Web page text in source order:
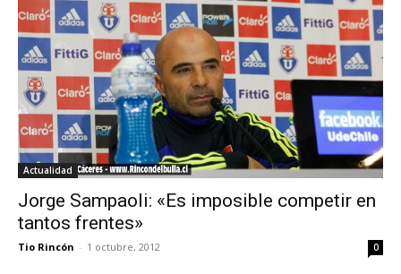
Actualidad
Jorge Sampaoli: «Es imposible competir en
tantos frentes»
Tio Rincón - 1 octubre, 2012 0